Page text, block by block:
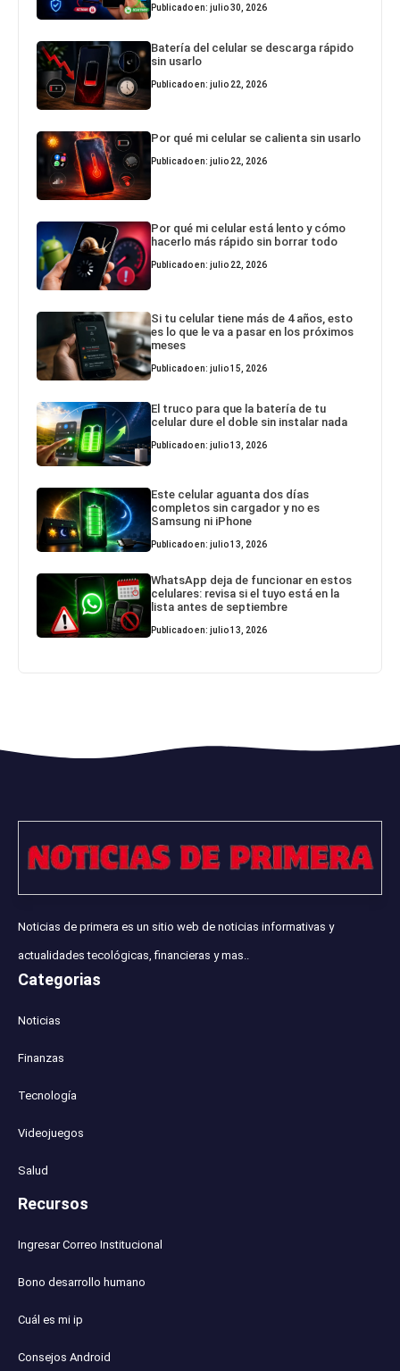
Publicado en: julio 30, 2026
Batería del celular se descarga rápido
sin usarlo
Publicado en: julio 22, 2026
Por qué mi celular se calienta sin usarlo
Publicado en: julio 22, 2026
Por qué mi celular está lento y cómo
hacerlo más rápido sin borrar todo
Publicado en: julio 22, 2026
Si tu celular tiene más de 4 años, esto
es lo que le va a pasar en los próximos
meses
Publicado en: julio 15, 2026
El truco para que la batería de tu
celular dure el doble sin instalar nada
Publicado en: julio 13, 2026
Este celular aguanta dos días
completos sin cargador y no es
Samsung ni iPhone
Publicado en: julio 13, 2026
WhatsApp deja de funcionar en estos
celulares: revisa si el tuyo está en la
lista antes de septiembre
Publicado en: julio 13, 2026
Noticias de primera es un sitio web de noticias informativas y
actualidades tecológicas, financieras y mas..
Categorias
Noticias
Finanzas
Tecnología
Videojuegos
Salud
Recursos
Ingresar Correo Institucional
Bono desarrollo humano
Cuál es mi ip
Consejos Android